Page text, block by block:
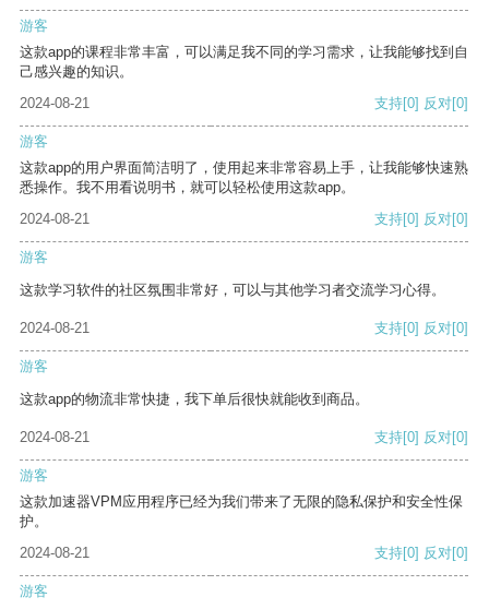
游客
这款app的课程非常丰富，可以满足我不同的学习需求，让我能够找到自
己感兴趣的知识。
2024-08-21
支持[0] 反对[0]
游客
这款app的用户界面简洁明了，使用起来非常容易上手，让我能够快速熟
悉操作。我不用看说明书，就可以轻松使用这款app。
2024-08-21
支持[0] 反对[0]
游客
这款学习软件的社区氛围非常好，可以与其他学习者交流学习心得。
2024-08-21 支持[0] 反对[0]
游客
这款app的物流非常快捷，我下单后很快就能收到商品。
2024-08-21 支持[0] 反对[0]
游客
这款加速器VPM应用程序已经为我们带来了无限的隐私保护和安全性保
护。
2024-08-21
支持[0] 反对[0]
游客